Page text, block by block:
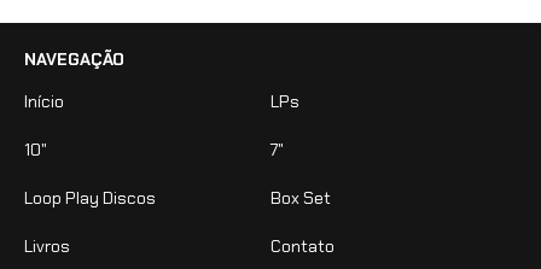
NAVEGAÇÃO
Início
LPs
10" 7"
Loop Play Discos Box Set
Livros Contato